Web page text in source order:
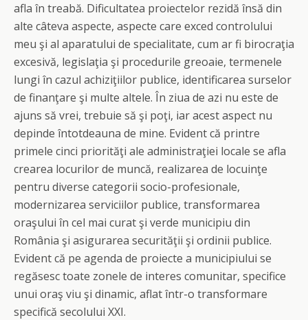
afla în treabă. Dificultatea proiectelor rezidă însă din
alte câteva aspecte, aspecte care exced controlului
meu şi al aparatului de specialitate, cum ar fi birocraţia
excesivă, legislaţia şi procedurile greoaie, termenele
lungi în cazul achiziţiilor publice, identificarea surselor
de finanţare şi multe altele. În ziua de azi nu este de
ajuns să vrei, trebuie să şi poţi, iar acest aspect nu
depinde întotdeauna de mine. Evident că printre
primele cinci priorităţi ale administraţiei locale se afla
crearea locurilor de muncă, realizarea de locuinţe
pentru diverse categorii socio-profesionale,
modernizarea serviciilor publice, transformarea
oraşului în cel mai curat şi verde municipiu din
România şi asigurarea securităţii şi ordinii publice.
Evident că pe agenda de proiecte a municipiului se
regăsesc toate zonele de interes comunitar, specifice
unui oraş viu şi dinamic, aflat într-o transformare
specifică secolului XXI.